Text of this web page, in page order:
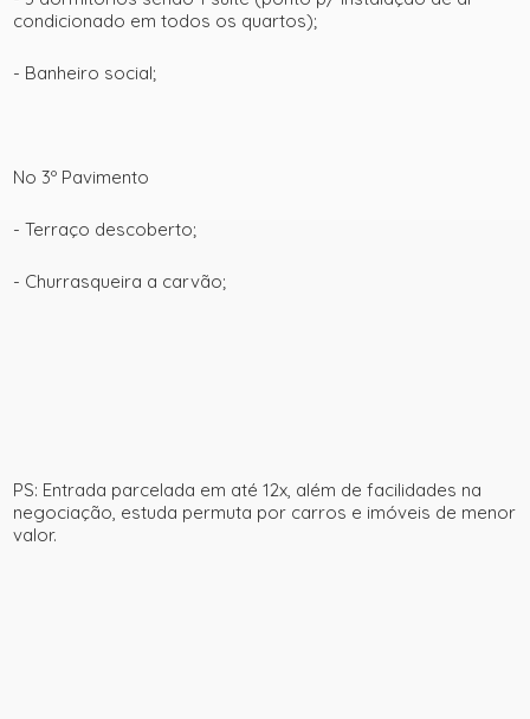
condicionado em todos os quartos);
- Banheiro social;
No 3º Pavimento
- Terraço descoberto;
- Churrasqueira a carvão;
PS: Entrada parcelada em até 12x, além de facilidades na
negociação, estuda permuta por carros e imóveis de menor
valor.